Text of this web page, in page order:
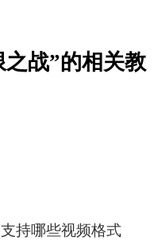
全屏，并保持高宽比。
战”的相关教
持哪些视频格式